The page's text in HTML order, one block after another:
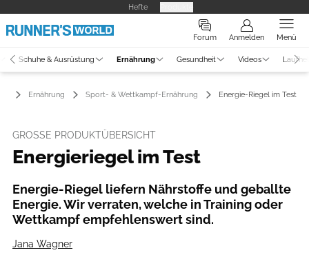
Hefte
Forum Anmelden Menü
Schuhe & Ausrüstung Ernährung Gesundheit Videos
Ernährung Sport- & Wettkampf-Ernährung Energie-Riegel im Test
GROSSE PRODUKTÜBERSICHT
Energieriegel im Test
Energie-Riegel liefern Nährstoffe und geballte
Energie. Wir verraten, welche in Training oder
Wettkampf empfehlenswert sind.
Jana Wagner